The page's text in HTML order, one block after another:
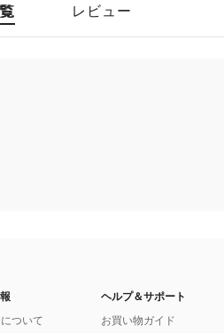
レビュー
ついて
ヘルプ＆サポート
お買い物ガイド